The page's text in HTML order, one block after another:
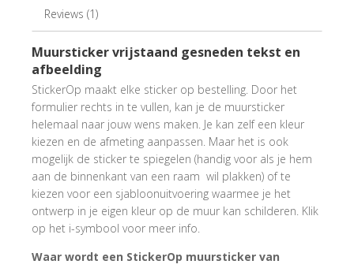
Reviews (1)
Muursticker vrijstaand gesneden tekst en
afbeelding
StickerOp maakt elke sticker op bestelling. Door het
formulier rechts in te vullen, kan je de muursticker
helemaal naar jouw wens maken. Je kan zelf een kleur
kiezen en de afmeting aanpassen. Maar het is ook
mogelijk de sticker te spiegelen (handig voor als je hem
aan de binnenkant van een raam wil plakken) of te
kiezen voor een sjabloonuitvoering waarmee je het
ontwerp in je eigen kleur op de muur kan schilderen. Klik
op het i-symbool voor meer info.
Waar wordt een StickerOp muursticker van